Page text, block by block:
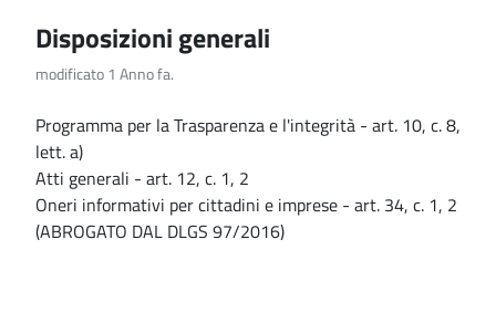
Disposizioni generali
modificato 1 Anno fa.
Programma per la Trasparenza e l'integrità - art. 10, c. 8,
lett. a)
Atti generali - art. 12, c. 1, 2
Oneri informativi per cittadini e imprese - art. 34, c. 1, 2
(ABROGATO DAL DLGS 97/2016)